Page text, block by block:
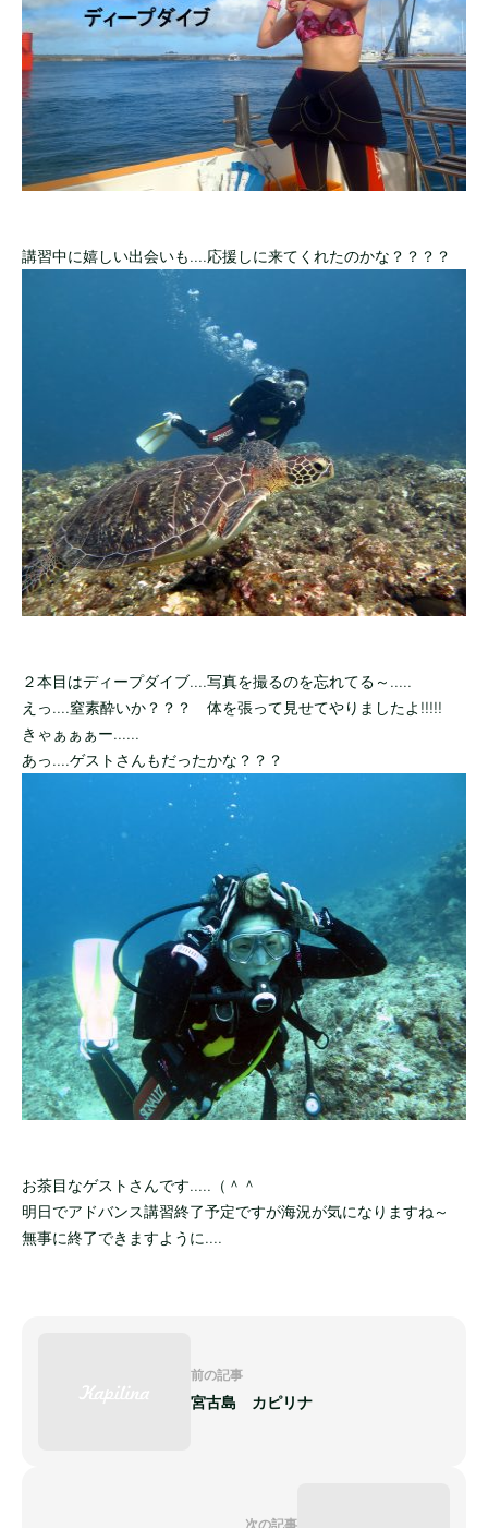
講習中に嬉しい出会いも....応援しに来てくれたのかな？？？？
２本目はディープダイブ....写真を撮るのを忘れてる～.....
えっ....窒素酔いか？？？ 体を張って見せてやりましたよ!!!!!
きゃぁぁぁー......
あっ....ゲストさんもだったかな？？？
お茶目なゲストさんです.....（＾＾
明日でアドバンス講習終了予定ですが海況が気になりますね～
無事に終了できますように....
前の記事
宮古島 カピリナ
次の記事